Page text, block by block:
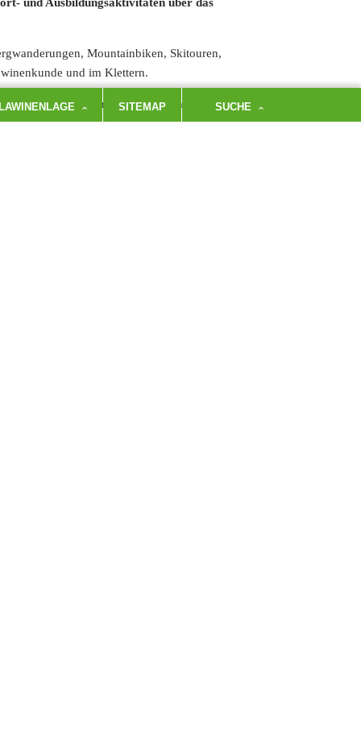
Mountainbiken, Skitouren,
und im Klettern.
schwer. Schau einfach mal bei uns vorbei!
SITEMAP SUCHE